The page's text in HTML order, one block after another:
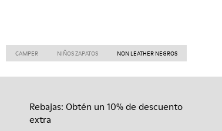
CAMPER NIÑOS ZAPATOS NON LEATHER NEGROS
Rebajas: Obtén un 10% de descuento
extra